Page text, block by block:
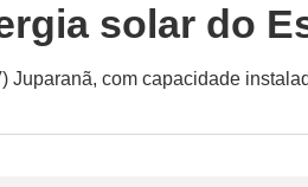
solar do
Juparanã, com capacidade